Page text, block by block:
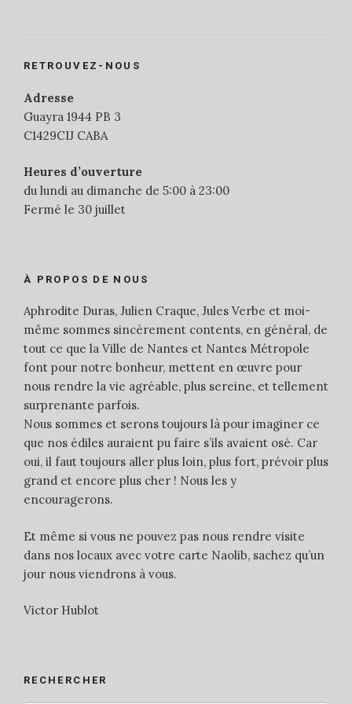
RETROUVEZ-NOUS
Adresse
Guayra 1944 PB 3
C1429CIJ CABA
Heures d’ouverture
du lundi au dimanche de 5:00 à 23:00
Fermé le 30 juillet
À PROPOS DE NOUS
Aphrodite Duras, Julien Craque, Jules Verbe et moi-
même sommes sincèrement contents, en général, de
tout ce que la Ville de Nantes et Nantes Métropole
font pour notre bonheur, mettent en œuvre pour
nous rendre la vie agréable, plus sereine, et tellement
surprenante parfois.
Nous sommes et serons toujours là pour imaginer ce
que nos édiles auraient pu faire s’ils avaient osé. Car
oui, il faut toujours aller plus loin, plus fort, prévoir plus
grand et encore plus cher ! Nous les y
encouragerons.
Et même si vous ne pouvez pas nous rendre visite
dans nos locaux avec votre carte Naolib, sachez qu’un
jour nous viendrons à vous.
Victor Hublot
RECHERCHER